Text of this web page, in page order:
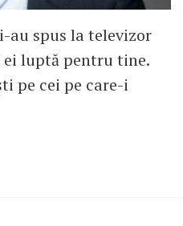
spus la televizor
ei luptă pentru tine.
pe cei pe care-i